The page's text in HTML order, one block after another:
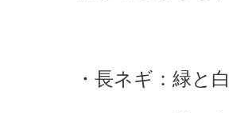
・長ネギ：緑と